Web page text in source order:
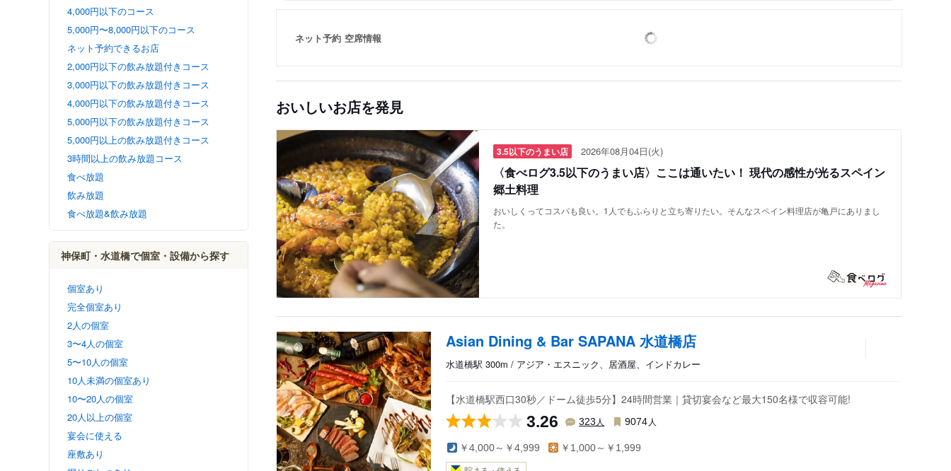
4,000円以下のコース
5,000円〜8,000円以下のコース
ネット予約できるお店
2,000円以下の飲み放題付きコース
3,000円以下の飲み放題付きコース
4,000円以下の飲み放題付きコース
5,000円以下の飲み放題付きコース
5,000円以上の飲み放題付きコース
3時間以上の飲み放題コース
食べ放題
飲み放題
食べ放題&飲み放題
神保町・水道橋で個室・設備から探す
個室あり
完全個室あり
2人の個室
3〜4人の個室
5〜10人の個室
10人未満の個室あり
10〜20人の個室
20人以上の個室
宴会に使える
座敷あり
ネット予約 空席情報
おいしいお店を発見
3.5以下のうまい店 2026年08月04日(火)
〈食べログ3.5以下のうまい店〉ここは通いたい！ 現代の感性が光るスペイン
郷土料理
おいしくってコスパも良い。1人でもふらりと立ち寄りたい。そんなスペイン料理店が亀戸にありまし
た。
Asian Dining & Bar SAPANA 水道橋店
水道橋駅 300m / アジア・エスニック、居酒屋、インドカレー
【水道橋駅西口30秒／ドーム徒歩5分】24時間営業｜貸切宴会など最大150名様で収容可能!
3.26 323 人 9074 人
￥4,000～￥4,999 ￥1,000～￥1,999